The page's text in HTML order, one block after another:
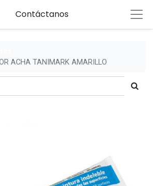
Contáctanos
ACHA TANIMARK AMARILLO